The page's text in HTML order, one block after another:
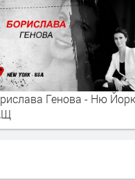
Генова - Ню Йорк,